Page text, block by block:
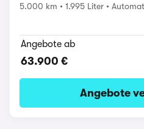
5.000 km 1.995 Liter
Angebote ab
63.900 €
Angebote